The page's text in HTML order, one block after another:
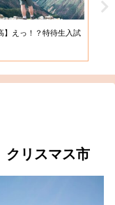
】えっ！？特待生入試
クリスマス市